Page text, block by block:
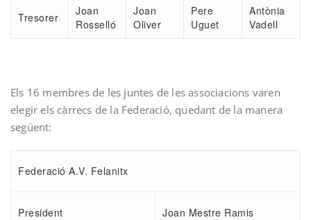
Tresorer
Joan
Rosselló
Joan
Oliver
Pere
Uguet
Antònia
Vadell
Els 16 membres de les juntes de les associacions varen
elegir els càrrecs de la Federació, quedant de la manera
següent:
Federació A.V. Felanitx
President Joan Mestre Ramis